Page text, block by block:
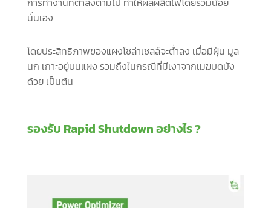
นั่นเอง
โดยประสิทธิภาพของแผงโซล่าเซลล์จะต่ำลง เมื่อมีฝุ่น มูล
นก เกาะอยู่บนแผง รวมถึงในกรณีที่มีเงาจากเมฆบดบัง
ด้วย เป็นต้น
รองรับ Rapid Shutdown อย่างไร ?